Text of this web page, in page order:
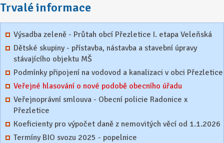
Trvalé informace
Výsadba zeleně - Průtah obcí Přezletice I. etapa Veleňská
Dětské skupiny - přístavba, nástavba a stavební úpravy
stávajícího objektu MŠ
Podmínky připojení na vodovod a kanalizaci v obci Přezletice
Veřejné hlasování o nové podobě obecního úřadu
Veřejnoprávní smlouva - Obecní policie Radonice x
Přezletice
Koeficienty pro výpočet daně z nemovitých věcí od 1.1.2026
Termíny BIO svozu 2025 - popelnice